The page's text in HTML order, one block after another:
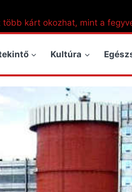
kárt okozhat, mint a
Kultúra